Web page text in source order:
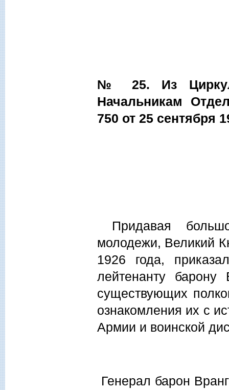
№ 25. Из
Начальникам
750 от 25 сентября
Придавая
молодежи, Великий
1926 года,
лейтенанту
существующих
ознакомления их с
Армии и воинской
Генерал барон